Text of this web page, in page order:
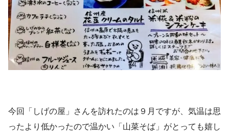
今回「しげの屋」さんを訪れたのは９月ですが、気温は思
ったより低かったので温かい「山菜そば」がとっても嬉し